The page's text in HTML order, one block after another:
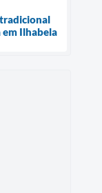
em Ilhabela